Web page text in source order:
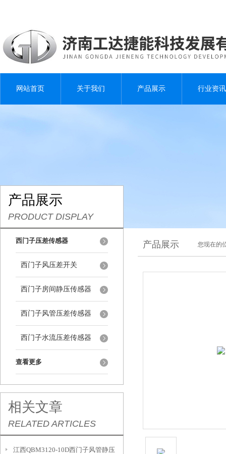
网站首页 关于我们 产品展示 行业资讯
产品展示
PRODUCT DISPLAY
西门子压差传感器
西门子风压差开关
西门子房间静压传感器
西门子风管压差传感器
西门子水流压差传感器
查看更多
相关文章
RELATED ARTICLES
江西QBM3120-10D西门子风管静压
产品展示 您现在的